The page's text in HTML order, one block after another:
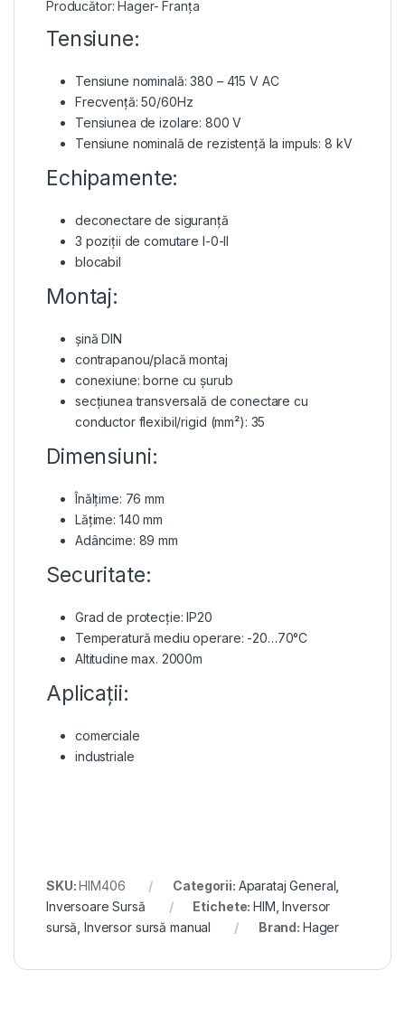
Producător: Hager- Franța
Tensiune:
Tensiune nominală: 380 – 415 V AC
Frecvență: 50/60Hz
Tensiunea de izolare: 800 V
Tensiune nominală de rezistență la impuls: 8 kV
Echipamente:
deconectare de siguranță
3 poziții de comutare I-0-II
blocabil
Montaj:
șină DIN
contrapanou/placă montaj
conexiune: borne cu șurub
secțiunea transversală de conectare cu
conductor flexibil/rigid (mm²): 35
Dimensiuni:
Înălțime: 76 mm
Lățime: 140 mm
Adâncime: 89 mm
Securitate:
Grad de protecție: IP20
Temperatură mediu operare: -20…70°C
Altitudine max. 2000m
Aplicații:
comerciale
industriale
SKU:HIM406 Categorii: Aparataj General
Inversoare Sursă
Etichete:HIM ,Inversor
sursă ,Inversor sursă manual Brand: Hager